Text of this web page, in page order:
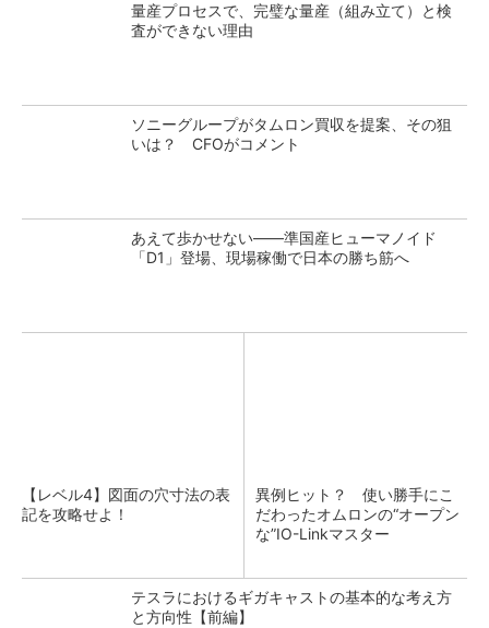
量産プロセスで、完璧な量産（組み立て）と検
査ができない理由
ソニーグループがタムロン買収を提案、その狙
いは？ CFOがコメント
あえて歩かせない――準国産ヒューマノイド
「D1」登場、現場稼働で日本の勝ち筋へ
【レベル4】図面の穴寸法の表
記を攻略せよ！
異例ヒット？ 使い勝手にこ
だわったオムロンの“オープン
な”IO-Linkマスター
テスラにおけるギガキャストの基本的な考え方
と方向性【前編】